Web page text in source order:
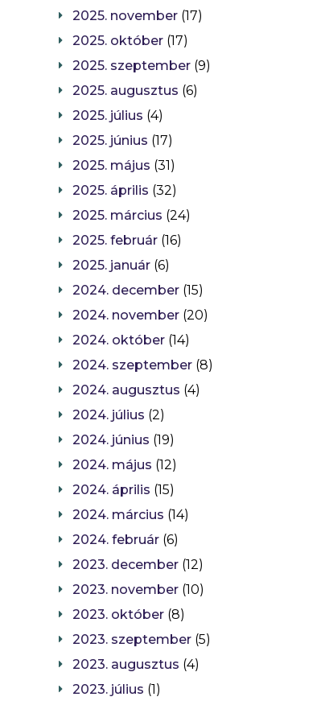
2025. november (17)
2025. október (17)
2025. szeptember (9)
2025. augusztus (6)
2025. július (4)
2025. június (17)
2025. május (31)
2025. április (32)
2025. március (24)
2025. február (16)
2025. január (6)
2024. december (15)
2024. november (20)
2024. október (14)
2024. szeptember (8)
2024. augusztus (4)
2024. július (2)
2024. június (19)
2024. május (12)
2024. április (15)
2024. március (14)
2024. február (6)
2023. december (12)
2023. november (10)
2023. október (8)
2023. szeptember (5)
2023. augusztus (4)
2023. július (1)